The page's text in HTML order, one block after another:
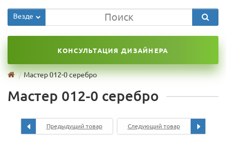
Везде
КОНСУЛЬТАЦИЯ ДИЗАЙНЕРА
Мастер 012-0 серебро
Мастер 012-0 серебро
Предыдущий товар Следующий товар